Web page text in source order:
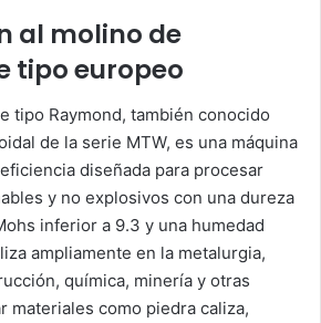
al molino de
tipo europeo
tipo Raymond, también conocido
de la serie MTW, es una máquina
diseñada para procesar
y no explosivos con una dureza
inferior a 9.3 y una humedad
ampliamente en la metalurgia,
química, minería y otras
materiales como piedra caliza,